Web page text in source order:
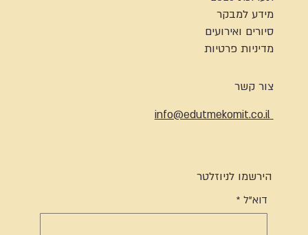
מידע למבקר
סיורים ואירועים
מדיניות פרטיות
צור קשר
info@edutmekomit.co.il
הירשמו לניוזלטר
דוא"ל *